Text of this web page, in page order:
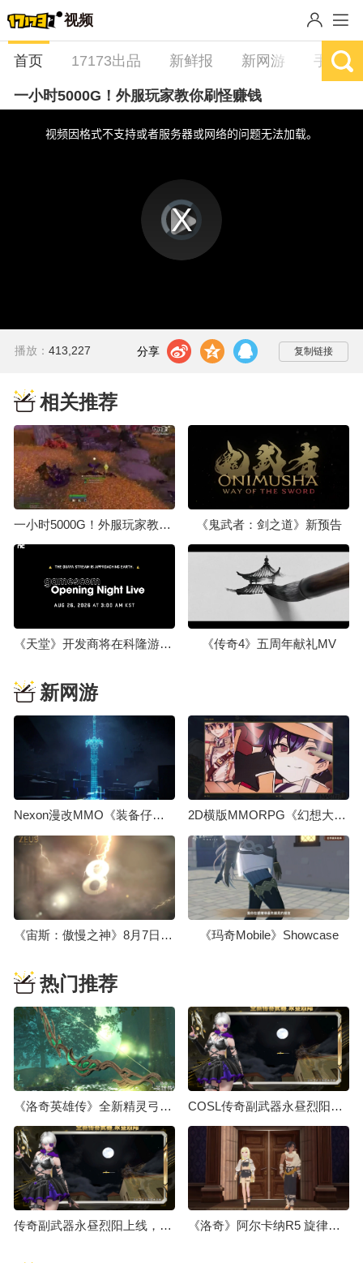
视频
首页 17173出品 新鲜报 新网游 手游
一小时5000G！外服玩家教你刷怪赚钱
视
频
播
放
器
loading.
播
放
视频因格式不支持或者服务器或网络的问题无法加载。
播放： 413,227 分享到：
t z q
相关推荐
一小时5000G！外服玩家教你刷怪赚钱 《鬼武者：剑之道》新预告
《天堂》开发商将在科隆游戏展2026上公开未曝光新作 《传奇4》五周年献礼MV
新网游
Nexon漫改MMO《装备仔：OVERGEARED》先导预告，2026年上线 2D横版MMORPG《幻想大师》首个制作视频今日发布
《宙斯：傲慢之神》8月7日举办线上展示会，发布日期届时公开 《玛奇Mobile》Showcase
热门推荐
《洛奇英雄传》全新精灵弓箭手“露米艾尔”8月18日登场！ COSL传奇副武器永昼烈阳上线 大灾变终章决战打响
传奇副武器永昼烈阳上线，大灾变终章决战打响 《洛奇》阿尔卡纳R5 旋律操纵师&狂怒斗士强势登场！